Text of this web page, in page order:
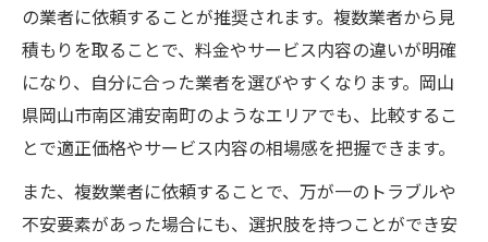
の業者に依頼することが推奨されます。複数業者から見
積もりを取ることで、料金やサービス内容の違いが明確
になり、自分に合った業者を選びやすくなります。岡山
県岡山市南区浦安南町のようなエリアでも、比較するこ
とで適正価格やサービス内容の相場感を把握できます。
また、複数業者に依頼することで、万が一のトラブルや
不安要素があった場合にも、選択肢を持つことができ安